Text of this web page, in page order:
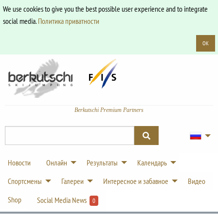
We use cookies to give you the best possible user experience and to integrate
social media.Политика приватности
OK
Berkutschi Premium Partners
Новости Онлайн Результаты
Календарь
Спортсмены
Галереи Интересное и забавное
Видео
Shop
Social Media News 0